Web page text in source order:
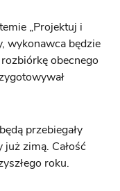
„Projektuj i
wykonawca będzie
obecnego
przebiegały
zimą. Całość
roku.